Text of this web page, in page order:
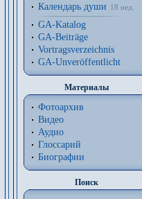
Календарь души
18 нед.
GA-Katalog
GA-Beiträge
Vortragsverzeichnis
GA-Unveröffentlicht
Материалы
Фотоархив
Видео
Аудио
Глоссарий
Биографии
Поиск